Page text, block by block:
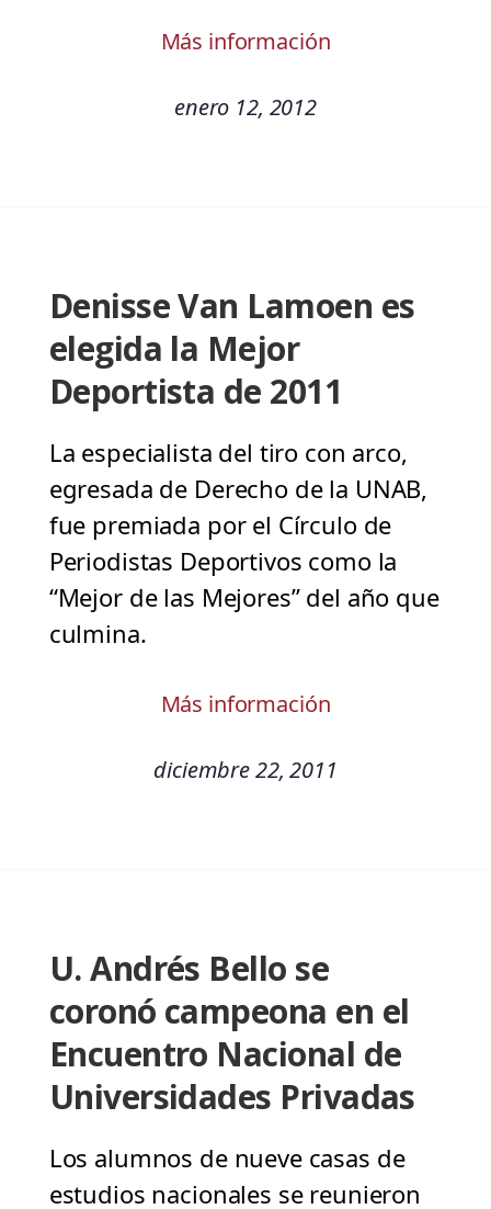
Más información
enero 12, 2012
Denisse Van Lamoen es
elegida la Mejor
Deportista de 2011
La especialista del tiro con arco,
egresada de Derecho de la UNAB,
fue premiada por el Círculo de
Periodistas Deportivos como la
“Mejor de las Mejores” del año que
culmina.
Más información
diciembre 22, 2011
U. Andrés Bello se
coronó campeona en el
Encuentro Nacional de
Universidades Privadas
Los alumnos de nueve casas de
estudios nacionales se reunieron